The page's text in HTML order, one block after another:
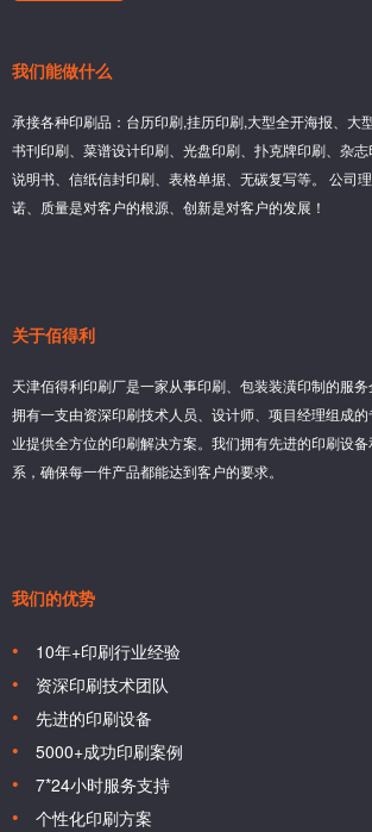
我们能做什么
承接各种印刷品：台历印刷,挂历印刷,大型全开海报、大
书刊印刷、菜谱设计印刷、光盘印刷、扑克牌印刷、杂
说明书、信纸信封印刷、表格单据、无碳复写等。 公司
诺、质量是对客户的根源、创新是对客户的发展！
关于佰得利
天津佰得利印刷厂是一家从事印刷、包装装潢印制的服
拥有一支由资深印刷技术人员、设计师、项目经理组成
业提供全方位的印刷解决方案。我们拥有先进的印刷设
系，确保每一件产品都能达到客户的要求。
我们的优势
10年+印刷行业经验
资深印刷技术团队
先进的印刷设备
5000+成功印刷案例
7*24小时服务支持
个性化印刷方案